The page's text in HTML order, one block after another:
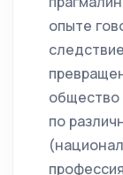
опыте
общество
по